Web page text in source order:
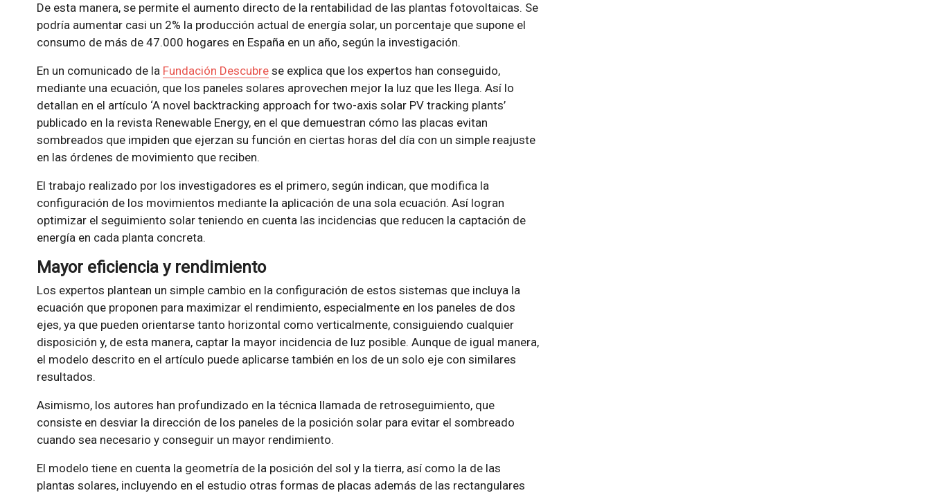
De esta manera, se permite el aumento directo de la rentabilidad de las plantas fotovoltaicas. Se
podría aumentar casi un 2% la producción actual de energía solar, un porcentaje que supone el
consumo de más de 47.000 hogares en España en un año, según la investigación.
En un comunicado de la Fundación Descubrese explica que los expertos han conseguido,
mediante una ecuación, que los paneles solares aprovechen mejor la luz que les llega. Así lo
detallan en el artículo ‘A novel backtracking approach for two-axis solar PV tracking plants’
publicado en la revista Renewable Energy, en el que demuestran cómo las placas evitan
sombreados que impiden que ejerzan su función en ciertas horas del día con un simple reajuste
en las órdenes de movimiento que reciben.
El trabajo realizado por los investigadores es el primero, según indican, que modifica la
configuración de los movimientos mediante la aplicación de una sola ecuación. Así logran
optimizar el seguimiento solar teniendo en cuenta las incidencias que reducen la captación de
energía en cada planta concreta.
Mayor eficiencia y rendimiento
Los expertos plantean un simple cambio en la configuración de estos sistemas que incluya la
ecuación que proponen para maximizar el rendimiento, especialmente en los paneles de dos
ejes, ya que pueden orientarse tanto horizontal como verticalmente, consiguiendo cualquier
disposición y, de esta manera, captar la mayor incidencia de luz posible. Aunque de igual manera,
el modelo descrito en el artículo puede aplicarse también en los de un solo eje con similares
resultados.
Asimismo, los autores han profundizado en la técnica llamada de retroseguimiento, que
consiste en desviar la dirección de los paneles de la posición solar para evitar el sombreado
cuando sea necesario y conseguir un mayor rendimiento.
El modelo tiene en cuenta la geometría de la posición del sol y la tierra, así como la de las
plantas solares, incluyendo en el estudio otras formas de placas además de las rectangulares